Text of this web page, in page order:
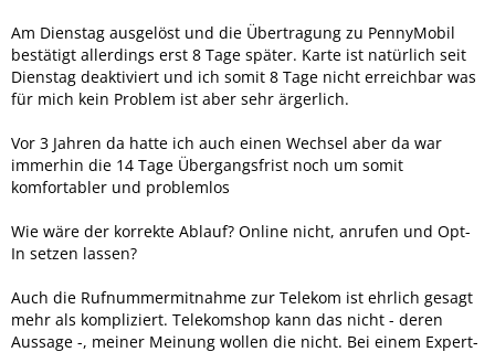
Am Dienstag ausgelöst und die Übertragung zu PennyMobil
bestätigt allerdings erst 8 Tage später. Karte ist natürlich seit
Dienstag deaktiviert und ich somit 8 Tage nicht erreichbar was
für mich kein Problem ist aber sehr ärgerlich.
Vor 3 Jahren da hatte ich auch einen Wechsel aber da war
immerhin die 14 Tage Übergangsfrist noch um somit
komfortabler und problemlos
Wie wäre der korrekte Ablauf? Online nicht, anrufen und Opt-
In setzen lassen?
Auch die Rufnummermitnahme zur Telekom ist ehrlich gesagt
mehr als kompliziert. Telekomshop kann das nicht - deren
Aussage -, meiner Meinung wollen die nicht. Bei einem Expert-